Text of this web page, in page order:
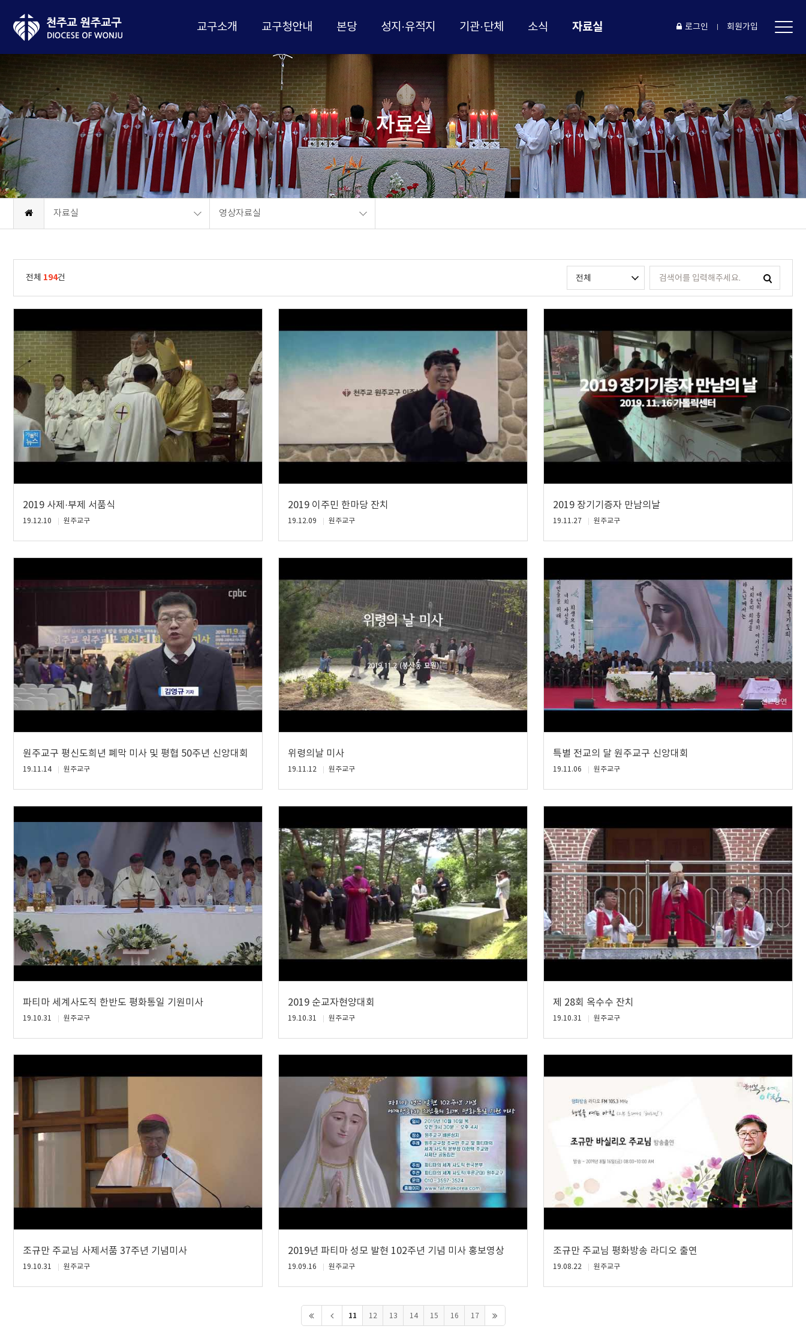
교구소개 교구청안내 본당 성지·유적지 기관·단체 소식 자료실 로그인 회원가입
자료실
자료실 영상자료실
전체 194건
2019 사제·부제 서품식
19.12.10 원주교구
2019 이주민 한마당 잔치
19.12.09 원주교구
2019 장기기증자 만남의날
19.11.27 원주교구
원주교구 평신도희년 폐막 미사 및 평협 50주년 신앙대회
19.11.14 원주교구
위령의날 미사
19.11.12 원주교구
특별 전교의 달 원주교구 신앙대회
19.11.06 원주교구
파티마 세계사도직 한반도 평화통일 기원미사
19.10.31 원주교구
2019 순교자현양대회
19.10.31 원주교구
제 28회 옥수수 잔치
19.10.31 원주교구
조규만 주교님 사제서품 37주년 기념미사
19.10.31 원주교구
2019년 파티마 성모 발현 102주년 기념 미사 홍보영상
19.09.16 원주교구
조규만 주교님 평화방송 라디오 출연
19.08.22 원주교구
11 12 13 14 15 16 17